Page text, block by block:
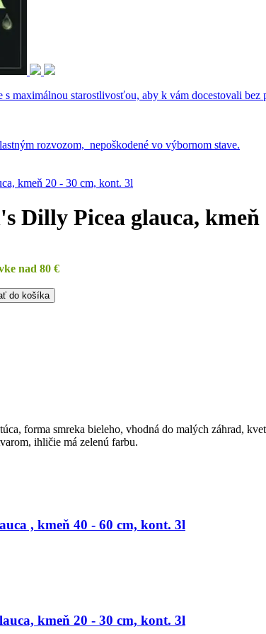
s maximálnou starostlivosťou, aby k vám docestovali
rozvozom, nepoškodené vo výbornom stave.
Dilly Picea glauca,
nad 80 €
do košíka
forma smreka bieleho, vhodná do malých záhrad,
ihličie má zelenú farbu.
, kmeň 40 - 60 cm, kont. 3l
kmeň 20 - 30 cm, kont. 3l